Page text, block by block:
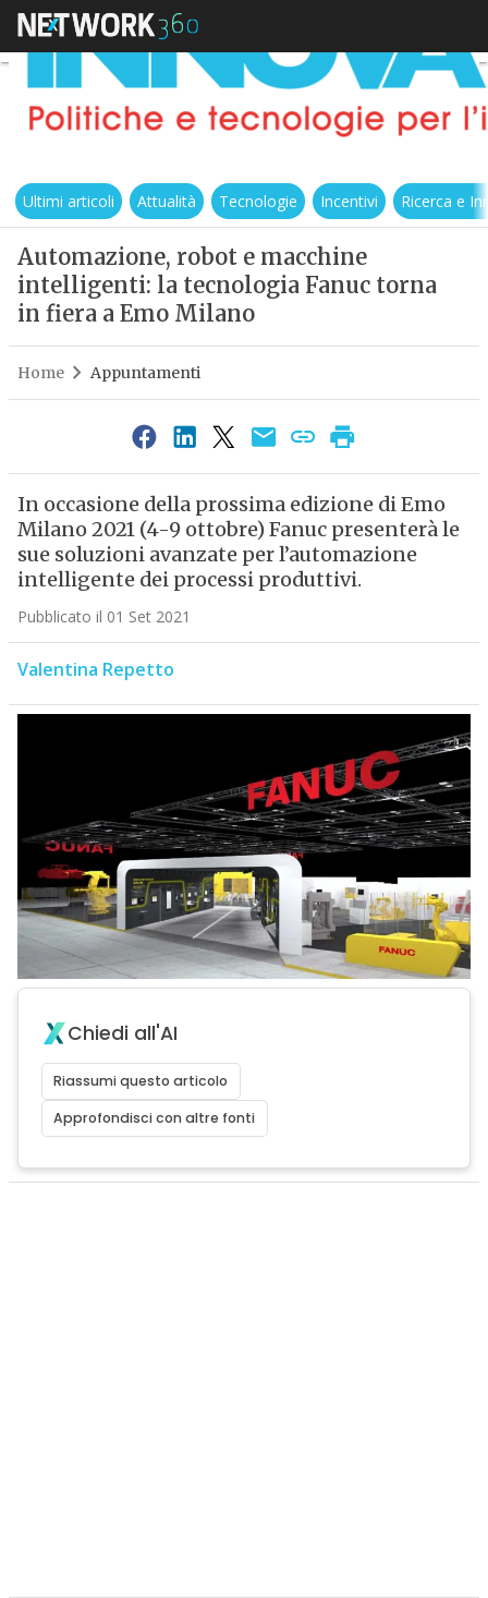
Ultimi articoli Attualità Tecnologie Incentivi Ricerca e
Automazione, robot e macchine
intelligenti: la tecnologia Fanuc torna
in fiera a Emo Milano
Home Appuntamenti
In occasione della prossima edizione di Emo
Milano 2021 (4-9 ottobre) Fanuc presenterà le
sue soluzioni avanzate per l’automazione
intelligente dei processi produttivi.
Pubblicato il 01 Set 2021
Valentina Repetto
Chiedi all'AI
Riassumi questo articolo
Approfondisci con altre fonti